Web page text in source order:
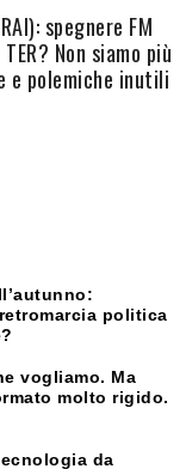
spegnere FM
Non siamo più
polemiche inutili
politica
vogliamo. Ma
molto rigido.
da